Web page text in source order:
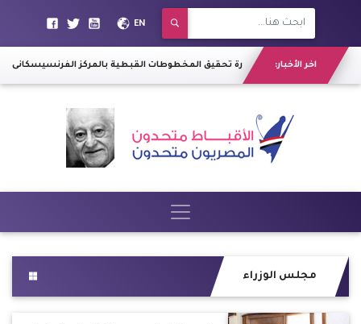
EN
اخر الأخبار:
ختام دورة تحقيق المخطوطات القبطية بالمركز الفرنسيسكانى |
مجلس الوزراء